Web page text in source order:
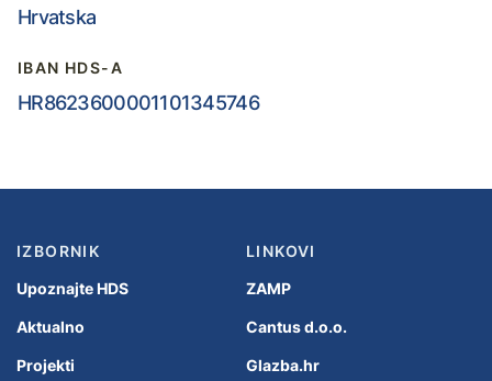
Hrvatska
IBAN HDS-A
HR8623600001101345746
IZBORNIK
Upoznajte HDS
Aktualno
Projekti
LINKOVI
ZAMP
Cantus d.o.o.
Glazba.hr